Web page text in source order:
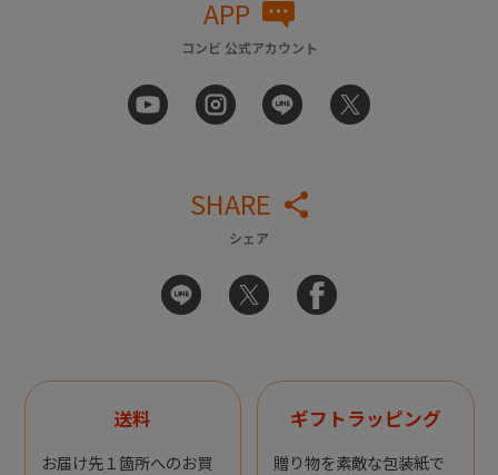
APP
コンビ 公式アカウント
SHARE
シェア
送料
お届け先１箇所へのお買
ギフトラッピング
贈り物を素敵な包装紙で